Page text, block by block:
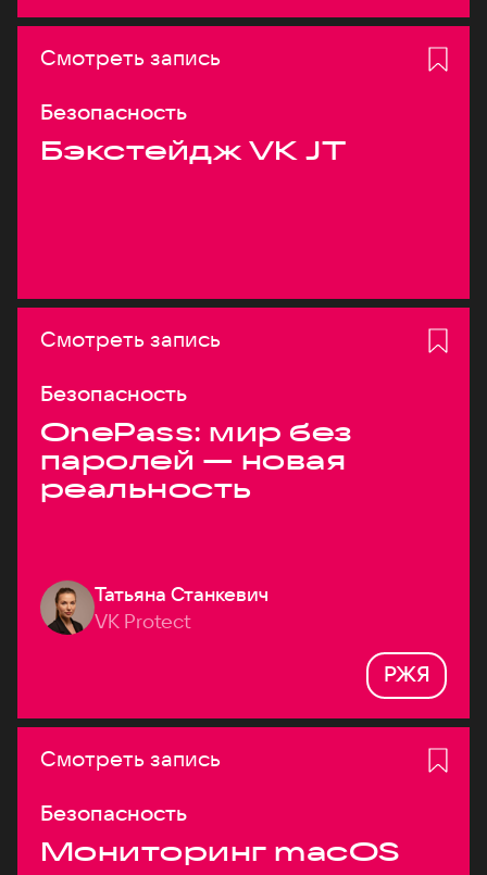
Смотреть запись
Безопасность
Бэкстейдж VK JT
Смотреть запись
Безопасность
OnePass: мир без
паролей — новая
реальность
Татьяна Станкевич
VK Protect
РЖЯ
Смотреть запись
Безопасность
Мониторинг macOS